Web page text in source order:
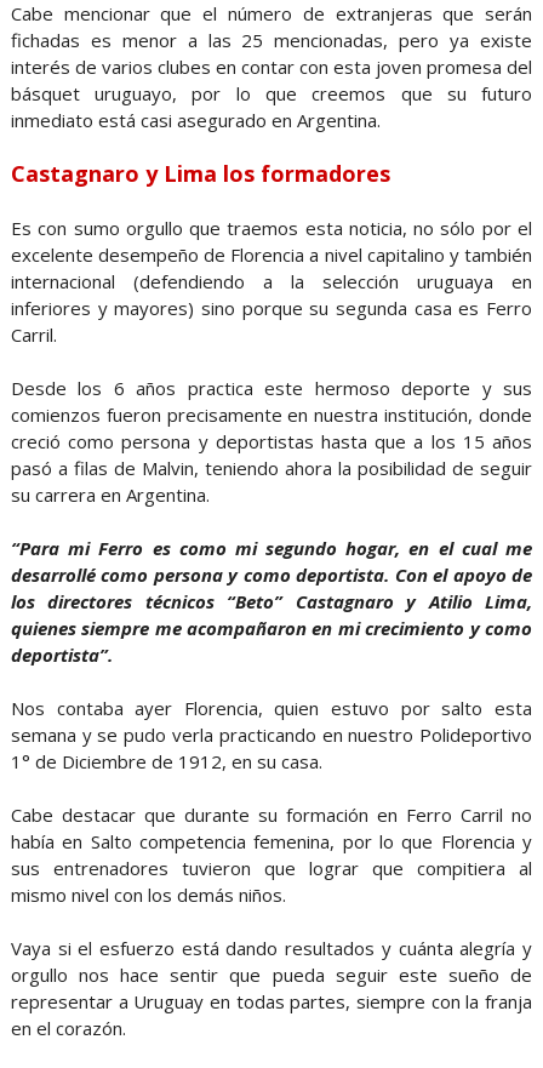
Cabe mencionar que el número de extranjeras que serán
fichadas es menor a las 25 mencionadas, pero ya existe
interés de varios clubes en contar con esta joven promesa del
básquet uruguayo, por lo que creemos que su futuro
inmediato está casi asegurado en Argentina.
Castagnaro y Lima los formadores
Es con sumo orgullo que traemos esta noticia, no sólo por el
excelente desempeño de Florencia a nivel capitalino y también
internacional (defendiendo a la selección uruguaya en
inferiores y mayores) sino porque su segunda casa es Ferro
Carril.
Desde los 6 años practica este hermoso deporte y sus
comienzos fueron precisamente en nuestra institución, donde
creció como persona y deportistas hasta que a los 15 años
pasó a filas de Malvin, teniendo ahora la posibilidad de seguir
su carrera en Argentina.
“Para mi Ferro es como mi segundo hogar, en el cual me
desarrollé como persona y como deportista. Con el apoyo de
los directores técnicos “Beto” Castagnaro y Atilio Lima,
quienes siempre me acompañaron en mi crecimiento y como
deportista”.
Nos contaba ayer Florencia, quien estuvo por salto esta
semana y se pudo verla practicando en nuestro Polideportivo
1° de Diciembre de 1912, en su casa.
Cabe destacar que durante su formación en Ferro Carril no
había en Salto competencia femenina, por lo que Florencia y
sus entrenadores tuvieron que lograr que compitiera al
mismo nivel con los demás niños.
Vaya si el esfuerzo está dando resultados y cuánta alegría y
orgullo nos hace sentir que pueda seguir este sueño de
representar a Uruguay en todas partes, siempre con la franja
en el corazón.